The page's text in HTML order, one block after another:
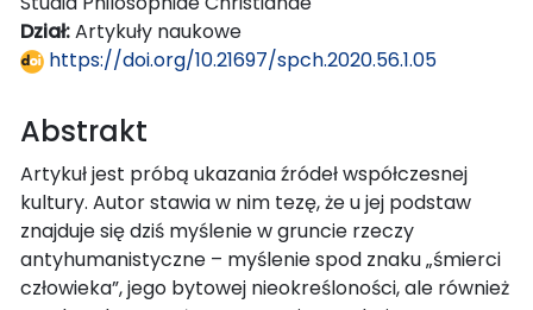
Dział:Artykuły naukowe
https://doi.org/10.21697/spch.2020.56.1.05
Abstrakt
Artykuł jest próbą ukazania źródeł współczesnej
kultury. Autor stawia w nim tezę, że u jej podstaw
znajduje się dziś myślenie w gruncie rzeczy
antyhumanistyczne – myślenie spod znaku „śmierci
człowieka”, jego bytowej nieokreśloności, ale również